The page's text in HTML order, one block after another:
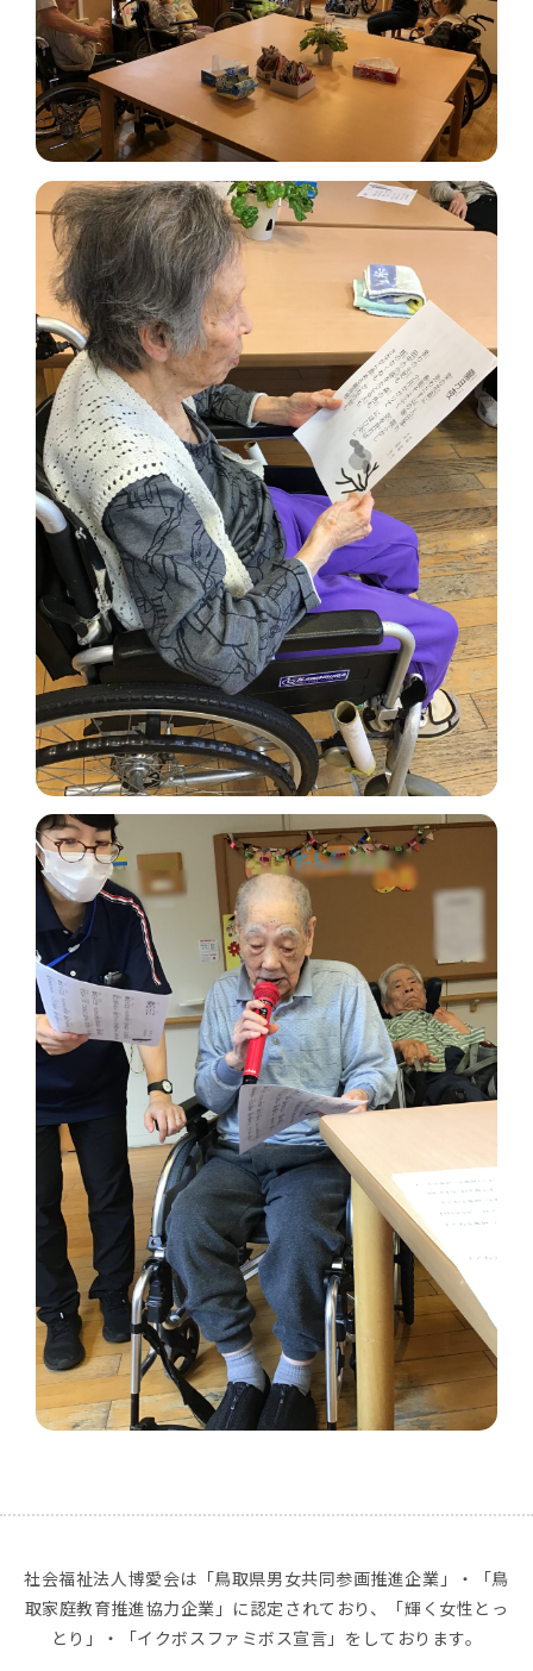
社会福祉法人博愛会は「鳥取県男女共同参画推進企業」・「鳥
取家庭教育推進協力企業」に認定されており、「輝く女性とっ
とり」・「イクボスファミボス宣言」をしております。